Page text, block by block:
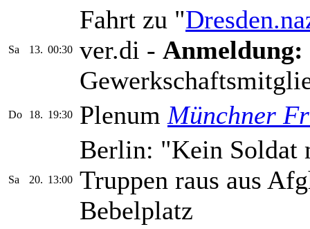
Sa 13. 00:30
Fahrt zu "
ver.di - Anmeldung:
Do 18. 19:30 Plenum Münchner
Sa 20. 13:00
Berlin: "Kein Soldat
Truppen raus aus
Bebelplatz